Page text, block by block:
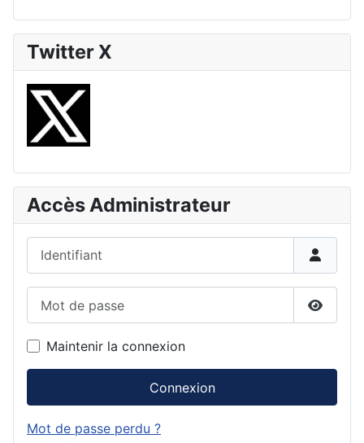
Twitter X
Accès Administrateur
Maintenir la connexion
Connexion
Mot de passe perdu ?